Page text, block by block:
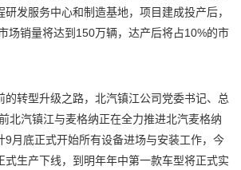
发服务中心和制造基地，项目建成投产后，
场销量将达到150万辆，达产后将占10%的市
的转型升级之路，北汽镇江公司党委书记、总
北汽镇江与麦格纳正在全力推进北汽麦格纳
9月底正式开始所有设备进场与安装工作，今
式生产下线，到明年年中第一款车型将正式实